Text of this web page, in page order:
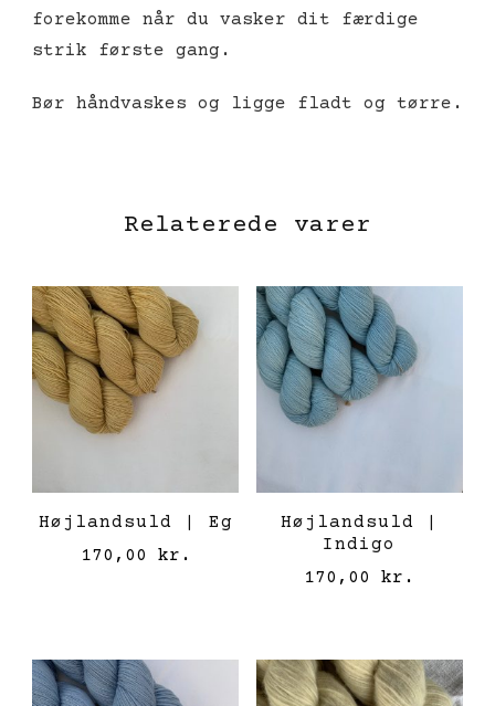
forekomme når du vasker dit færdige
strik første gang.
Bør håndvaskes og ligge fladt og tørre.
Relaterede varer
Højlandsuld | Eg
170,00 kr.
Højlandsuld |
Indigo
170,00kr.